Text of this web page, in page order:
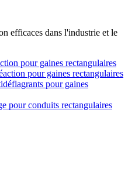
efficaces dans l'industrie et le
pour gaines rectangulaires
pour gaines rectangulaires
pour gaines
pour conduits rectangulaires